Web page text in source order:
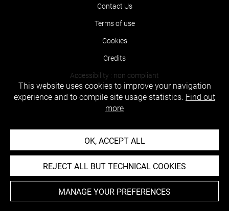
Contact Us
Terms of use
Cookies
Credits
Accessibility : non compliant
This website uses cookies to improve your navigation
experience and to compile site usage statistics. Find out
more
OK, ACCEPT ALL
REJECT ALL BUT TECHNICAL COOKIES
MANAGE YOUR PREFERENCES